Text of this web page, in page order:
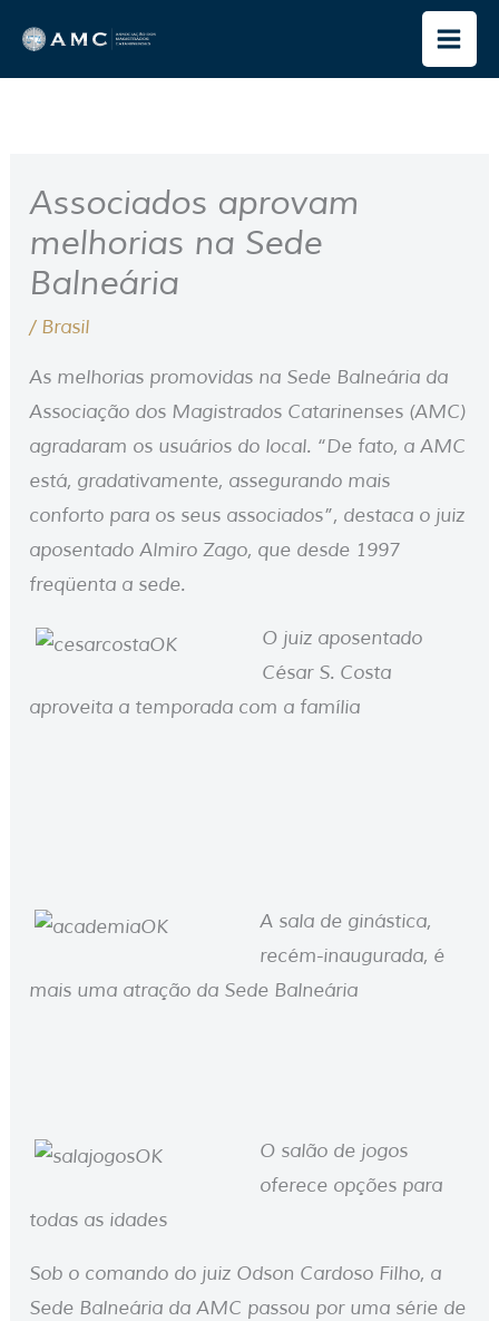
para
o
Associados aprovam
melhorias na Sede
Balneária
/ Brasil
As melhorias promovidas na Sede Balneária da
Associação dos Magistrados Catarinenses (AMC)
agradaram os usuários do local. “De fato, a AMC
está, gradativamente, assegurando mais
conforto para os seus associados”, destaca o juiz
aposentado Almiro Zago, que desde 1997
freqüenta a sede.
O juiz aposentado
César S. Costa
aproveita a temporada com a família
A sala de ginástica,
recém-inaugurada, é
mais uma atração da Sede Balneária
O salão de jogos
oferece opções para
todas as idades
Sob o comando do juiz Odson Cardoso Filho, a
Sede Balneária da AMC passou por uma série de